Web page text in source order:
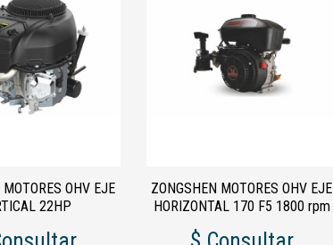
OHV EJE
22HP
ZONGSHEN MOTORES OHV EJE
HORIZONTAL 170 F5 1800 rpm